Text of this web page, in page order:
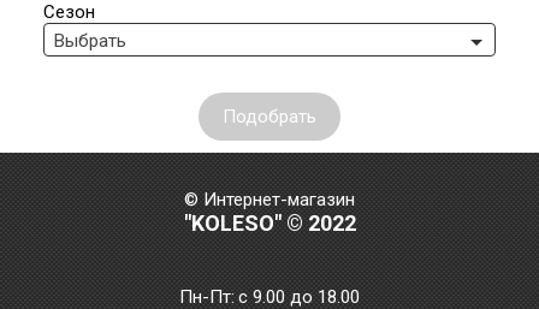
Сезон
Выбрать
Подобрать
© Интернет-магазин
"KOLESO" © 2022
Пн-Пт:с 9.00 до 18.00